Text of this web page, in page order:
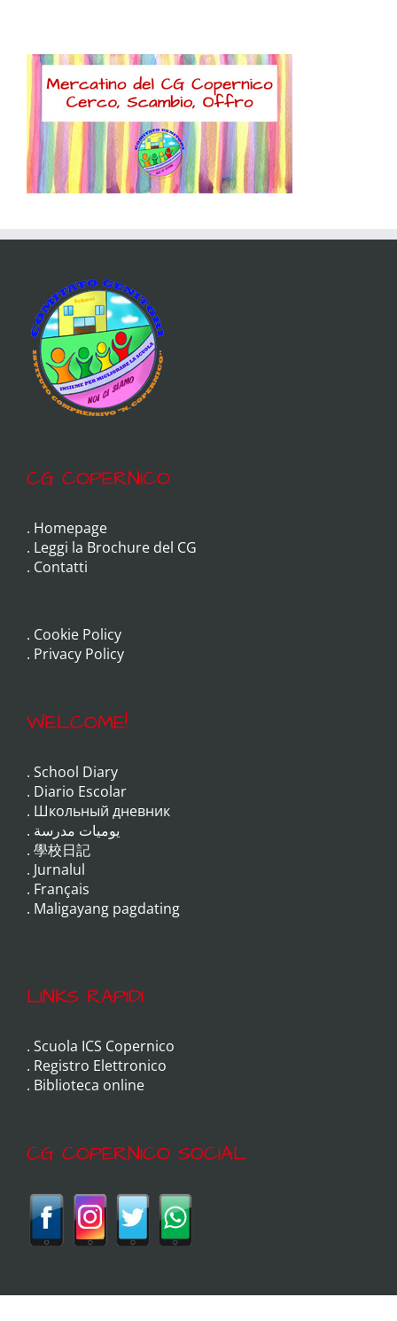
CG COPERNICO
. Homepage
. Leggi la Brochure del CG
. Contatti
. Cookie Policy
. Privacy Policy
WELCOME!
. School Diary
. Diario Escolar
. Школьный дневник
. يوميات مدرسة
. 學校日記
. Jurnalul
. Français
. Maligayang pagdating
LINKS RAPIDI
. Scuola ICS Copernico
. Registro Elettronico
. Biblioteca online
CG COPERNICO SOCIAL